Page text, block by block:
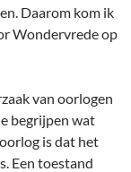
Daarom kom ik
Wondervrede op
van oorlogen
begrijpen wat
is dat het
Een toestand